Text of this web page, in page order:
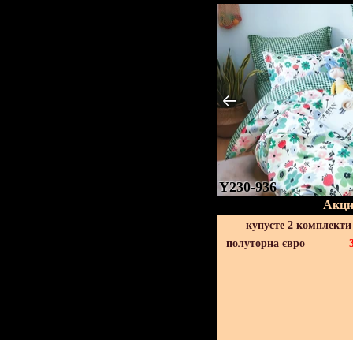
Y230-936
купуєте 2
полуторна євро